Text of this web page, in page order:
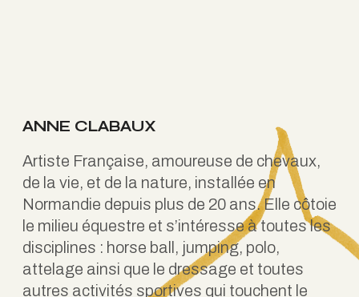
ANNE CLABAUX
Artiste Française, amoureuse de chevaux,
de la vie, et de la nature, installée en
Normandie depuis plus de 20 ans. Elle côtoie
le milieu équestre et s’intéresse à toutes les
disciplines : horse ball, jumping, polo,
attelage ainsi que le dressage et toutes
autres activités sportives qui touchent le